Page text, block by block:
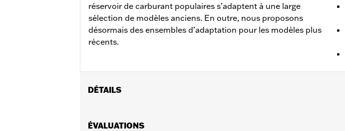
réservoir de carburant populaires s’adaptent à une large
sélection de modèles anciens. En outre, nous proposons
désormais des ensembles d’adaptation pour les modèles plus
récents.
DÉTAILS
Vendues séparément:
ÉVALUATIONS